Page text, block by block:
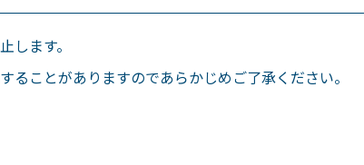
します。
ることがありますのであらかじめご了承ください。